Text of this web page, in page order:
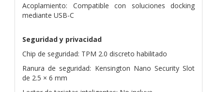
Acoplamiento: Compatible con soluciones docking
mediante USB-C
Seguridad y privacidad
Chip de seguridad: TPM 2.0 discreto habilitado
Ranura de seguridad: Kensington Nano Security Slot
de 2.5 × 6 mm